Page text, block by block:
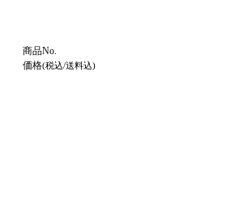
商品No.
価格(税込/送料込)